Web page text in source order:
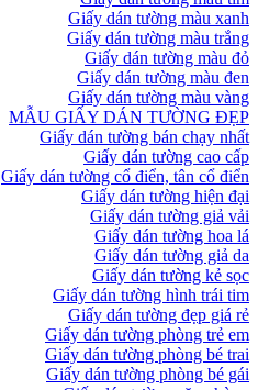
Giấy dán tường màu xanh
Giấy dán tường màu trắng
Giấy dán tường màu đỏ
Giấy dán tường màu đen
Giấy dán tường màu vàng
MẪU GIẤY DÁN TƯỜNG ĐẸP
Giấy dán tường bán chạy nhất
Giấy dán tường cao cấp
Giấy dán tường cổ điển, tân cổ điển
Giấy dán tường hiện đại
Giấy dán tường giả vải
Giấy dán tường hoa lá
Giấy dán tường giả da
Giấy dán tường kẻ sọc
Giấy dán tường hình trái tim
Giấy dán tường đẹp giá rẻ
Giấy dán tường phòng trẻ em
Giấy dán tường phòng bé trai
Giấy dán tường phòng bé gái